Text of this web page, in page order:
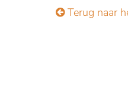
Terug naar